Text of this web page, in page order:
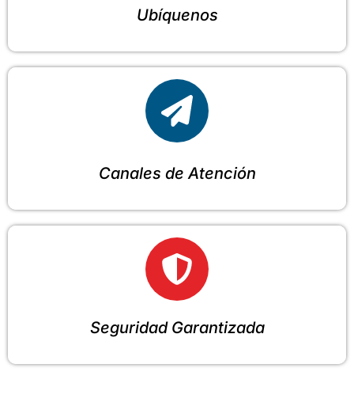
Ubíquenos
Canales de Atención
Seguridad Garantizada